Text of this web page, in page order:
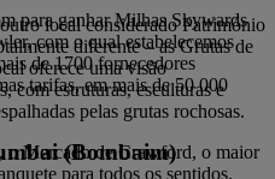
local considerado Património
diferente – as Grutas de
oferece uma visão
com estruturas, esculturas e
pelas grutas rochosas.
o Mercado de Crawford, o maior
para todos os sentidos.
para ganhar Milhas Skywards
com o qual estabelecemos
de 1700 fornecedores
tarifas, em mais de 50 000
(Bombaim)